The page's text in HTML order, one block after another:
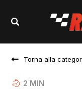
Torna alla
2 MIN